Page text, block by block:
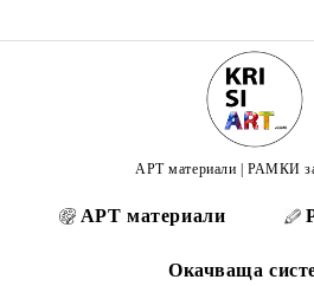
АРТ материали | РАМКИ
АРТ материали
Окачваща